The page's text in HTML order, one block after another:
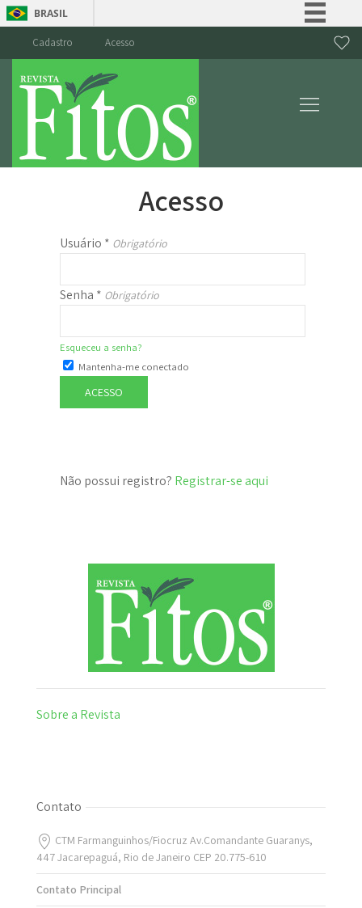
BRASIL
Canais
Cadastro Acesso
Acesso
Usuário * Obrigatório
Senha * Obrigatório
Esqueceu a senha?
Mantenha-me conectado
ACESSO
Não possui registro? Registrar-se aqui
Sobre a Revista
Contato
CTM Farmanguinhos/Fiocruz Av.Comandante Guaranys,
447 Jacarepaguá, Rio de Janeiro CEP 20.775-610
Contato Principal